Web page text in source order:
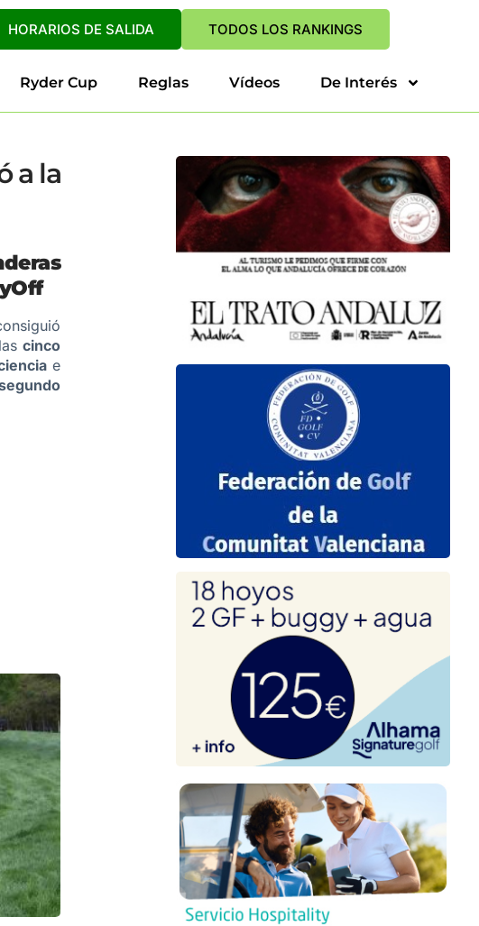
HORARIOS DE SALIDA TODOS LOS RANKINGS
Ryder Cup Reglas Vídeos De Interés
a la
cinco
e